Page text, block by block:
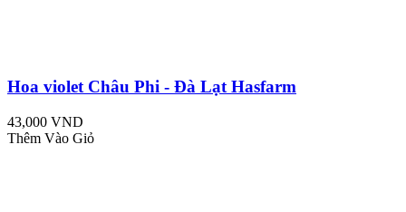
Hoa violet Châu Phi - Đà Lạt Hasfarm
43,000 VND
Thêm Vào Giỏ